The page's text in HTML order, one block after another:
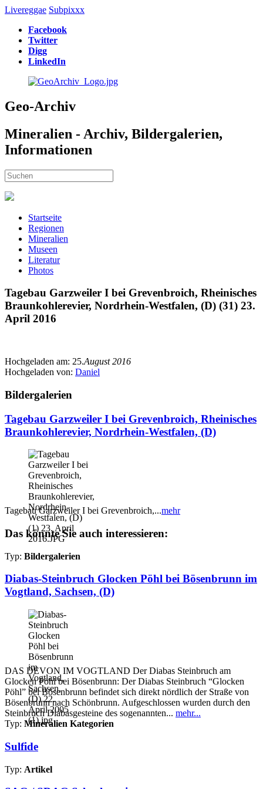
Livereggae Subpixxx
Facebook
Twitter
Digg
LinkedIn
Geo-Archiv
Mineralien - Archiv, Bildergalerien,
Informationen
Startseite
Regionen
Mineralien
Museen
Literatur
Photos
Tagebau Garzweiler I bei Grevenbroich, Rheinisches
Braunkohlerevier, Nordrhein-Westfalen, (D) (31) 23.
April 2016
Hochgeladen am: 25.August 2016
Hochgeladen von: Daniel
Bildergalerien
Tagebau Garzweiler I bei Grevenbroich, Rheinisches
Braunkohlerevier, Nordrhein-Westfalen, (D)
Tagebau Garzweiler I bei Grevenbroich,...mehr
Das könnte Sie auch interessieren:
Typ: Bildergalerien
Diabas-Steinbruch Glocken Pöhl bei Bösenbrunn im
Vogtland, Sachsen, (D)
DAS DEVON IM VOGTLAND Der Diabas Steinbruch am
Glocken Pöhl bei Bösenbrunn: Der Diabas Steinbruch “Glocken
Pöhl” bei Bösenbrunn befindet sich direkt nördlich der Straße von
Bösenbrunn nach Schönbrunn. Aufgeschlossen wurden durch den
Steinbruch Diabasgesteine des sogenannten... mehr...
Typ: Mineralien Kategorien
Sulfide
Typ: Artikel